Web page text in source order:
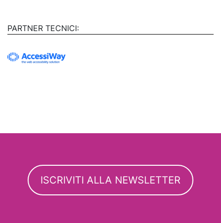
PARTNER TECNICI:
ISCRIVITI ALLA NEWSLETTER